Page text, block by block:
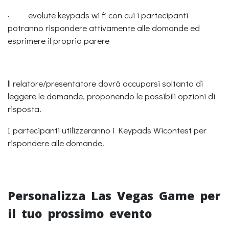
· evolute keypads wi fi con cui i partecipanti
potranno rispondere attivamente alle domande ed
esprimere il proprio parere
ll relatore/presentatore dovrà occuparsi soltanto di
leggere le domande, proponendo le possibili opzioni di
risposta.
I partecipanti utilizzeranno i Keypads Wicontest per
rispondere alle domande.
Personalizza Las Vegas Game per
il tuo prossimo evento